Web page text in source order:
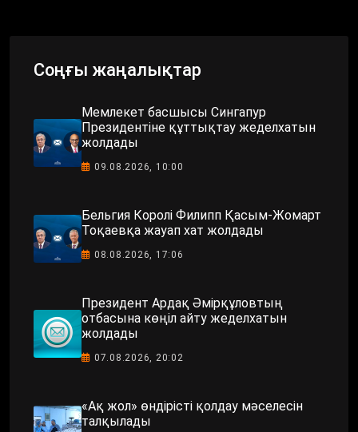
Соңғы жаңалықтар
Мемлекет басшысы Сингапур
Президентіне құттықтау жеделхатын
жолдады
09.08.2026, 10:00
Бельгия Королі Филипп Қасым-Жомарт
Тоқаевқа жауап хат жолдады
08.08.2026, 17:06
Президент Ардақ Әмірқұловтың
отбасына көңіл айту жеделхатын
жолдады
07.08.2026, 20:02
«Ақ жол» өндірісті қолдау мәселесін
талқылады